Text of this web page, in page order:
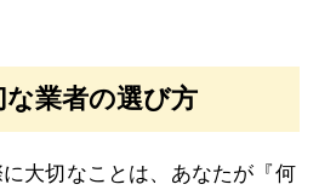
業者の選び方
大切なことは、あなたが『何